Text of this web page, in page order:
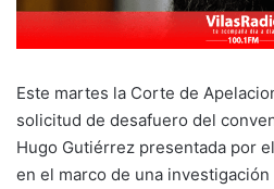
Este martes la Corte de
solicitud de desafuero del
Hugo Gutiérrez presentada por
en el marco de una